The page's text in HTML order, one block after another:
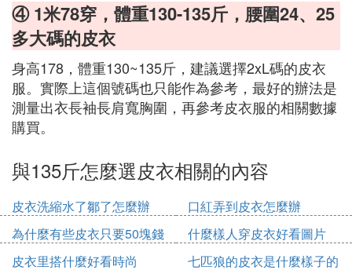
④ 1米78穿，體重130-135斤，腰圍24、25
多大碼的皮衣
身高178，體重130~135斤，建議選擇2xL碼的皮衣
服。實際上這個號碼也只能作為參考，最好的辦法是
測量出衣長袖長肩寬胸圍，再參考皮衣服的相關數據
購買。
與135斤怎麼選皮衣相關的內容
皮衣洗縮水了鄒了怎麼辦
口紅弄到皮衣怎麼辦
為什麼有些皮衣只要50塊錢
什麼樣人穿皮衣好看圖片
皮衣里搭什麼好看時尚
七匹狼的皮衣是什麼樣子的